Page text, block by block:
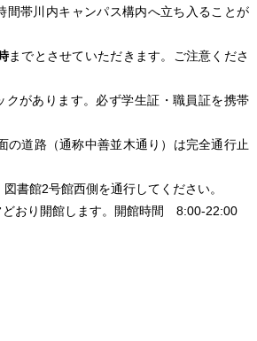
帯川内キャンパス構内へ立ち入ることが
までとさせていただきます。ご注意くださ
があります。必ず学生証・職員証を携帯
道路（通称中善並木通り）は完全通行止
書館2号館西側を通行してください。
おり開館します。開館時間 8:00-22:00